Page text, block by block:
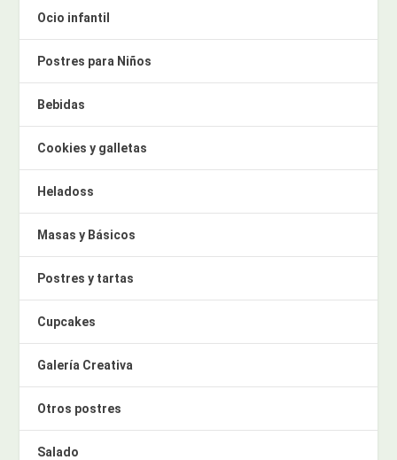
Ocio infantil
Postres para Niños
Bebidas
Cookies y galletas
Heladoss
Masas y Básicos
Postres y tartas
Cupcakes
Galería Creativa
Otros postres
Salado